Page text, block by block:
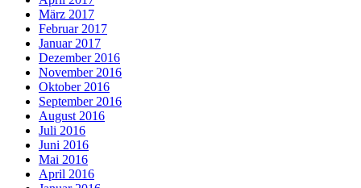
März 2017
Februar 2017
Januar 2017
Dezember 2016
November 2016
Oktober 2016
September 2016
August 2016
Juli 2016
Juni 2016
Mai 2016
April 2016